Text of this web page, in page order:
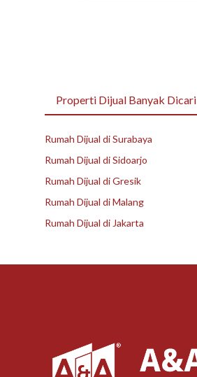
Properti Dijual Banyak Dicari
Rumah Dijual di Surabaya
Rumah Dijual di Sidoarjo
Rumah Dijual di Gresik
Rumah Dijual di Malang
Rumah Dijual di Jakarta